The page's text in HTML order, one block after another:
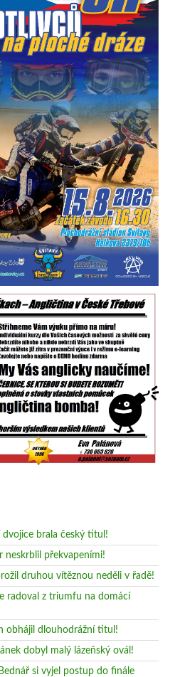
dvojice brala český titul!
neskrblil překvapeními!
druhou vítěznou neděli v řadě!
radoval z triumfu na domácí
obhájil dlouhodrážní titul!
dobyl malý lázeňský ovál!
si vyjel postup do finále